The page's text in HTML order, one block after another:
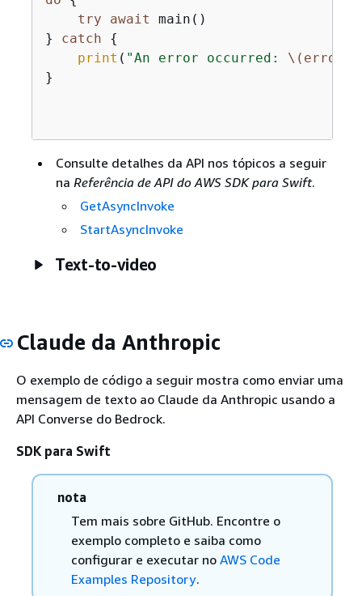
try
await main()
} catch
{
print ( "An error occurred: \(error)
}
Consulte detalhes da API nos tópicos a seguir
na Referência de API do AWS SDK para Swift.
GetAsyncInvoke
StartAsyncInvoke
Text-to-video
Claude da Anthropic
O exemplo de código a seguir mostra como enviar uma
mensagem de texto ao Claude da Anthropic usando a
API Converse do Bedrock.
SDK para Swift
nota
Tem mais sobre GitHub. Encontre o
exemplo completo e saiba como
configurar e executar no AWS Code
Examples Repository.